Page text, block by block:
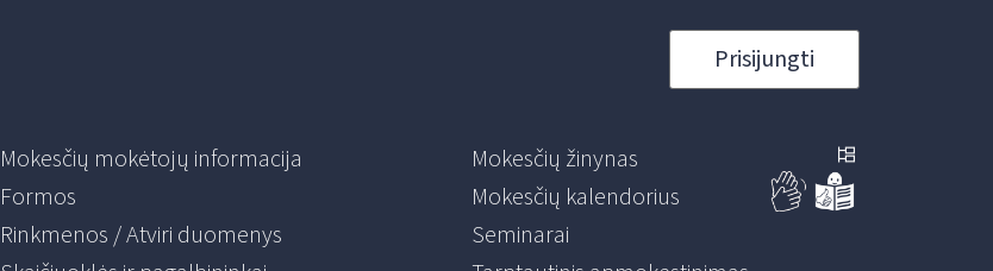
Prisijungti
Mokesčių mokėtojų informacija
Formos
Rinkmenos / Atviri duomenys
Mokesčių žinynas
Mokesčių kalendorius
Seminarai